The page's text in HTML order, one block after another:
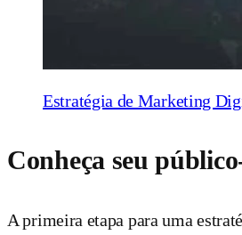
Estratégia de Marketing
Conheça seu
A primeira etapa para uma